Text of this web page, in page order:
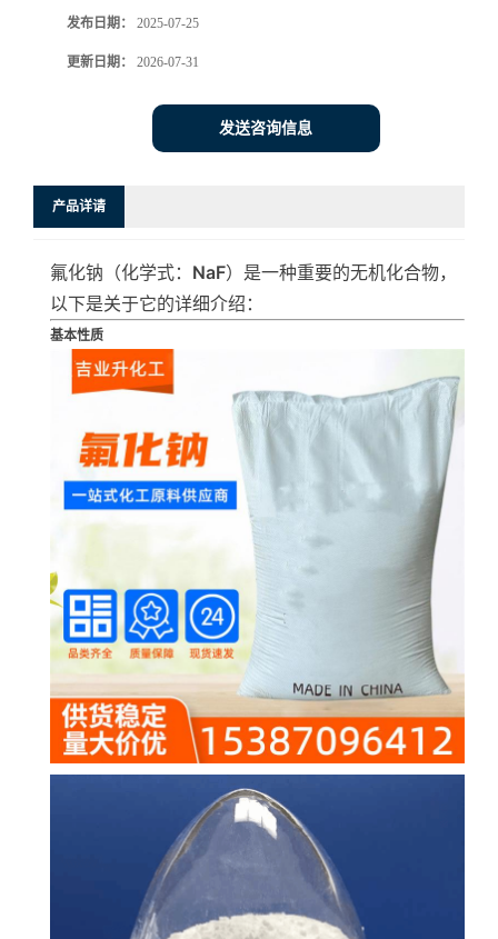
发布日期： 2025-07-25
更新日期： 2026-07-31
发送咨询信息
产品详请
氟化钠（化学式： NaF）是一种重要的无机化合物，
以下是关于它的详细介绍：
基本性质